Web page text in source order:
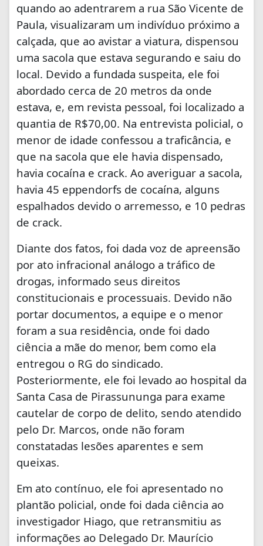
quando ao adentrarem a rua São Vicente de
Paula, visualizaram um indivíduo próximo a
calçada, que ao avistar a viatura, dispensou
uma sacola que estava segurando e saiu do
local. Devido a fundada suspeita, ele foi
abordado cerca de 20 metros da onde
estava, e, em revista pessoal, foi localizado a
quantia de R$70,00. Na entrevista policial, o
menor de idade confessou a traficância, e
que na sacola que ele havia dispensado,
havia cocaína e crack. Ao averiguar a sacola,
havia 45 eppendorfs de cocaína, alguns
espalhados devido o arremesso, e 10 pedras
de crack.
Diante dos fatos, foi dada voz de apreensão
por ato infracional análogo a tráfico de
drogas, informado seus direitos
constitucionais e processuais. Devido não
portar documentos, a equipe e o menor
foram a sua residência, onde foi dado
ciência a mãe do menor, bem como ela
entregou o RG do sindicado.
Posteriormente, ele foi levado ao hospital da
Santa Casa de Pirassununga para exame
cautelar de corpo de delito, sendo atendido
pelo Dr. Marcos, onde não foram
constatadas lesões aparentes e sem
queixas.
Em ato contínuo, ele foi apresentado no
plantão policial, onde foi dada ciência ao
investigador Hiago, que retransmitiu as
informações ao Delegado Dr. Maurício